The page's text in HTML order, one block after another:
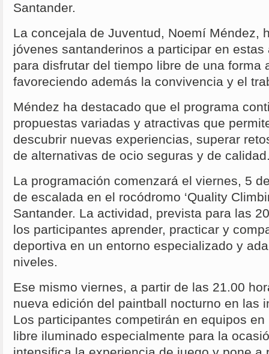
Santander.
La concejala de Juventud, Noemí Méndez,
jóvenes santanderinos a participar en
para disfrutar del tiempo libre de una forma
favoreciendo además la convivencia y el
Méndez ha destacado que el programa
propuestas variadas y atractivas que
descubrir nuevas experiencias, superar
de alternativas de ocio seguras y de
La programación comenzará el viernes, 5
de escalada en el rocódromo ‘Quality
Santander. La actividad, prevista para las
los participantes aprender, practicar y
deportiva en un entorno especializado y
niveles.
Ese mismo viernes, a partir de las 21.00
nueva edición del paintball nocturno en las
Los participantes competirán en equipos
libre iluminado especialmente para la